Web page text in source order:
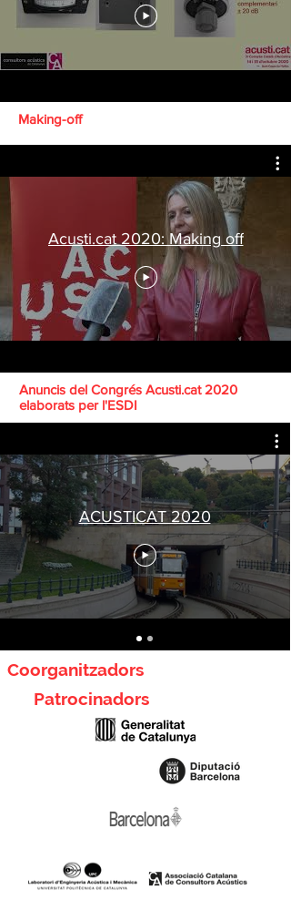
Making-off
Acusti.cat 2020: Making off
Anuncis del Congrés Acusti.cat 2020
elaborats per l'ESDI
ACUSTICAT 2020
Coorganitzadors
Patrocinadors